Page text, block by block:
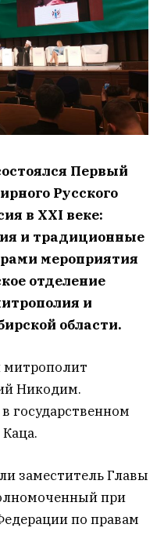
Первый
Русского
в XXI веке:
и традиционные
мероприятия
отделение
и
области.
митрополит
Никодим.
государственном
заместитель Главы
при
по правам